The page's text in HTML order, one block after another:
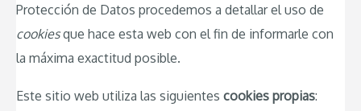
Protección de Datos procedemos a detallar el uso de
cookiesque hace esta web con el fin de informarle con
la máxima exactitud posible.
Este sitio web utiliza las siguientes cookies propias: